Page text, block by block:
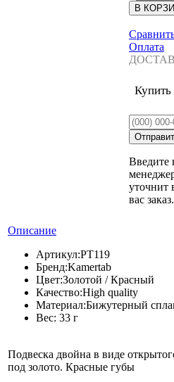
Оплата
Купить
Введите
уточнит
вас заказ.
Описание
Артикул:PT119
Бренд:Kamertab
Цвет:Золотой / Красный
Качество:High quality
Материал:Бижутерный
Вес: 33 г
Подвеска двойна в виде
под золото. Красные губы